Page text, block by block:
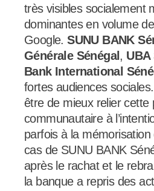
très visibles socialement
dominantes en volume
Google.SUNU BANK
Générale Sénégal, UBA
Bank International
fortes audiences
être de mieux relier cette
communautaire à
parfois à la
cas de SUNU BANK
après le rachat et le
la banque a repris des